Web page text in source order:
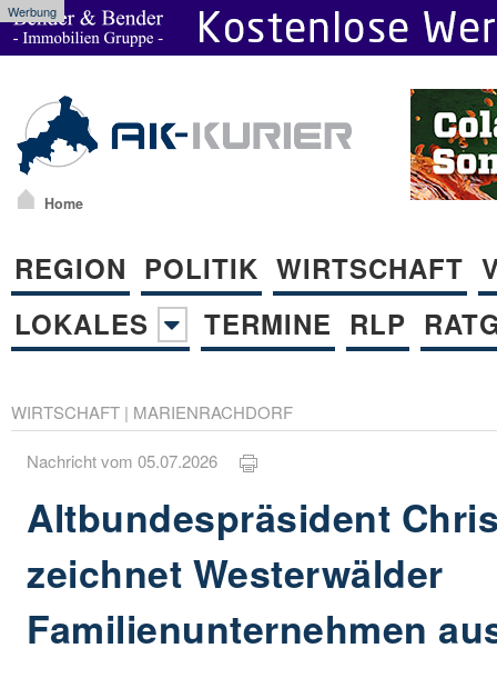
Werbung
Home
REGION POLITIK WIRTSCHAFT
LOKALES
TERMINE RLP
WIRTSCHAFT | MARIENRACHDORF
Nachricht vom 05.07.2026
Altbundespräsident
zeichnet Westerwälder
Familienunternehmen